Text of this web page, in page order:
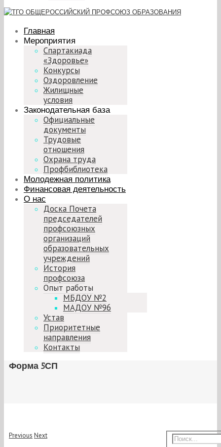
Главная
Мероприятия
Спартакиада
«Здоровье»
Конкурсы
Оздоровление
Жилищные
условия
Законодательная база
Официальные
документы
Трудовые
отношения
Охрана труда
Профбиблиотека
Молодежная политика
Финансовая деятельность
О нас
Доска Почета
председателей
профсоюзных
организаций
образовательных
учреждений
История
профсоюза
Опыт работы
МБДОУ №2
МАДОУ №96
Устав
Приоритетные
направления
Контакты
Форма 5СП
Previous Next